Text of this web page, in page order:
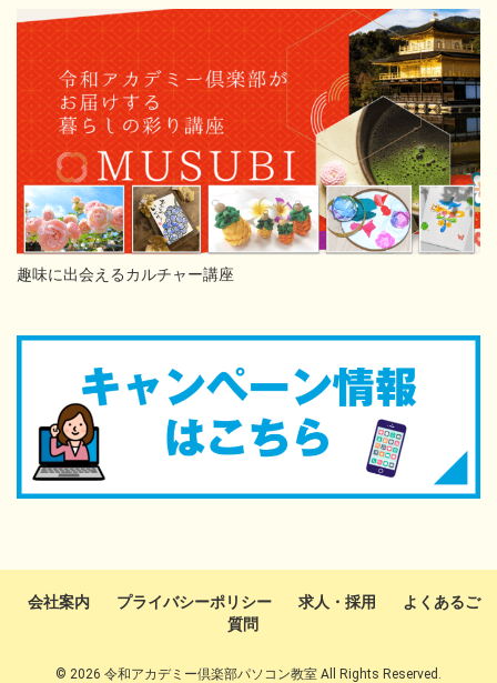
趣味に出会えるカルチャー講座
会社案内 プライバシーポリシー 求人・採用
よくあるご
質問
© 2026 令和アカデミー倶楽部パソコン教室 All Rights Reserved.